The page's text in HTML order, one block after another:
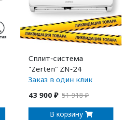
Сплит-система
"Zerten" ZN-24
Заказ в один клик
43 900 ₽ 51 918 ₽
В корзину